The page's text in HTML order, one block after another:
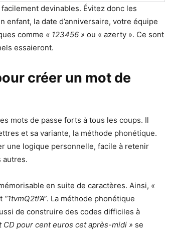
devinables. Évitez donc les
enfant, la date d’anniversaire, votre équipe
comme « 123456 » ou « azerty ». Ce sont
essaieront.
créer un mot de
mots de passe forts à tous les coups. Il
et sa variante, la méthode phonétique.
une logique personnelle, facile à retenir
autres.
en suite de caractères. Ainsi, «
“1tvmQ2tl’A”. La méthode phonétique
de construire des codes difficiles à
CD pour cent euros cet après-midi » se